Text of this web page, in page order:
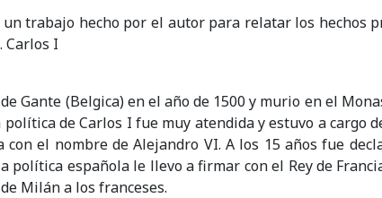
trabajo hecho por el autor para relatar los hechos
Carlos I
Gante (Belgica) en el año de 1500 y murio en el
de Carlos I fue muy atendida y estuvo a
el nombre de Alejandro VI. A los 15 años fue
política española le llevo a firmar con el Rey de
Milán a los franceses.